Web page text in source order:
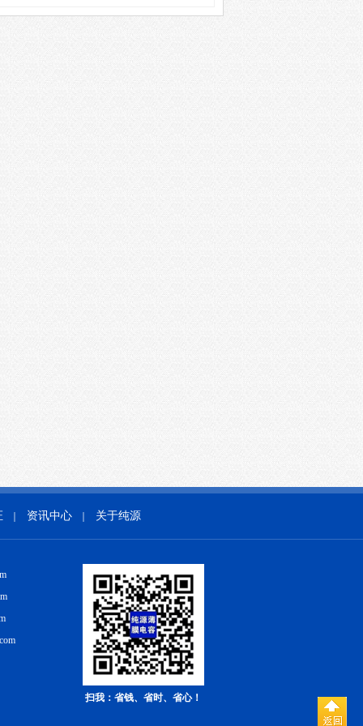
资讯中心 关于纯源
扫我：省钱、省时、省心！